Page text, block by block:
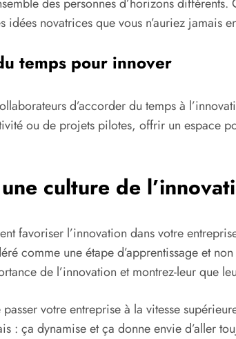
idées novatrices que vous n’auriez jamais
temps pour innover
d’accorder du temps à
ou de projets pilotes, offrir un espace
culture de
favoriser l’innovation dans votre
comme une étape d’apprentissage et
de l’innovation et montrez-leur que
votre entreprise à la vitesse
: ça dynamise et ça donne envie d’aller